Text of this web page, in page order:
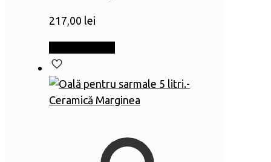
217,00 lei